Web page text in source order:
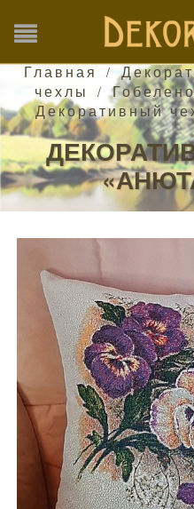
Главная /
чехлы
/
Декоративный